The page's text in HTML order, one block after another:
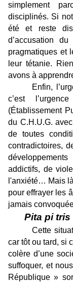
simplement
disciplinés. Si
été et reste
d’accusation
pragmatiques et
leur tétanie.
avons à
Enfin,
c’est
(Établissement
du C.H.U.G.
de toutes
contradictoires,
addictifs, de
l'anxiété… Mais
pour effrayer les
jamais
Pita pi tris
Cette
car tôt ou tard, si
colère d’une
suffoquer, et
République »